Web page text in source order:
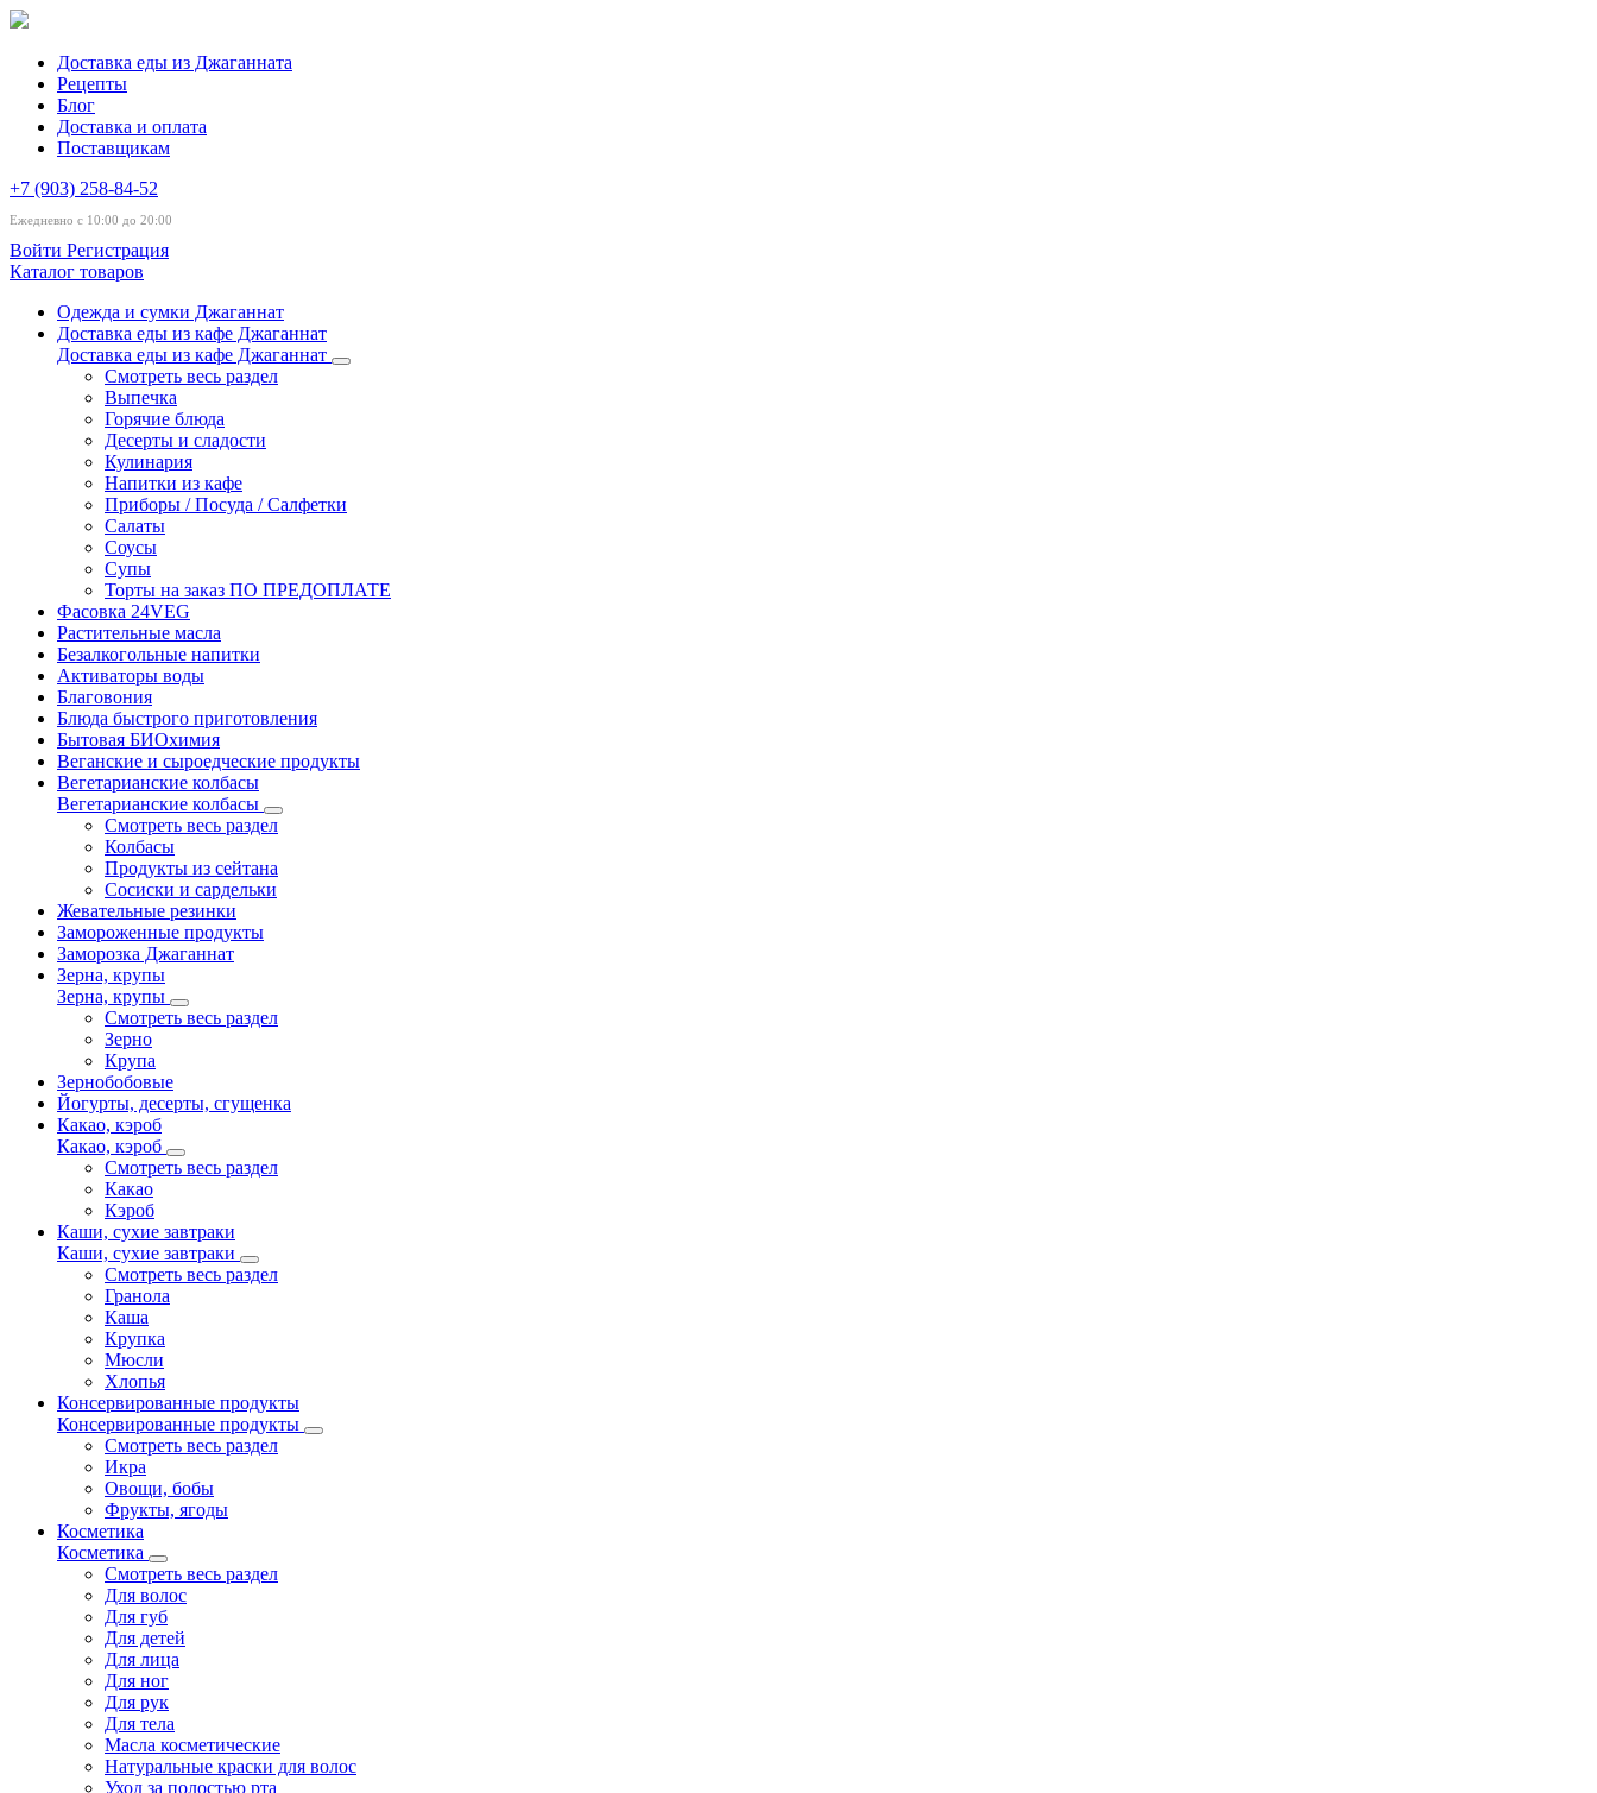
Доставка еды из Джаганната
Рецепты
Блог
Доставка и оплата
Поставщикам
+7 (903) 258-84-52
Ежедневно с 10:00 до 20:00
Войти Регистрация
Каталог товаров
Одежда и сумки Джаганнат
Доставка еды из кафе Джаганнат
Доставка еды из кафе Джаганнат
Смотреть весь раздел
Выпечка
Горячие блюда
Десерты и сладости
Кулинария
Напитки из кафе
Приборы / Посуда / Салфетки
Салаты
Соусы
Супы
Торты на заказ ПО ПРЕДОПЛАТЕ
Фасовка 24VEG
Растительные масла
Безалкогольные напитки
Активаторы воды
Благовония
Блюда быстрого приготовления
Бытовая БИОхимия
Веганские и сыроедческие продукты
Вегетарианские колбасы
Вегетарианские колбасы
Смотреть весь раздел
Колбасы
Продукты из сейтана
Сосиски и сардельки
Жевательные резинки
Замороженные продукты
Заморозка Джаганнат
Зерна, крупы
Зерна, крупы
Смотреть весь раздел
Зерно
Крупа
Зернобобовые
Йогурты, десерты, сгущенка
Какао, кэроб
Какао, кэроб
Смотреть весь раздел
Какао
Кэроб
Каши, сухие завтраки
Каши, сухие завтраки
Смотреть весь раздел
Гранола
Каша
Крупка
Мюсли
Хлопья
Консервированные продукты
Консервированные продукты
Смотреть весь раздел
Икра
Овощи, бобы
Фрукты, ягоды
Косметика
Косметика
Смотреть весь раздел
Для волос
Для губ
Для детей
Для лица
Для ног
Для рук
Для тела
Масла косметические
Натуральные краски для волос
Уход за полостью рта